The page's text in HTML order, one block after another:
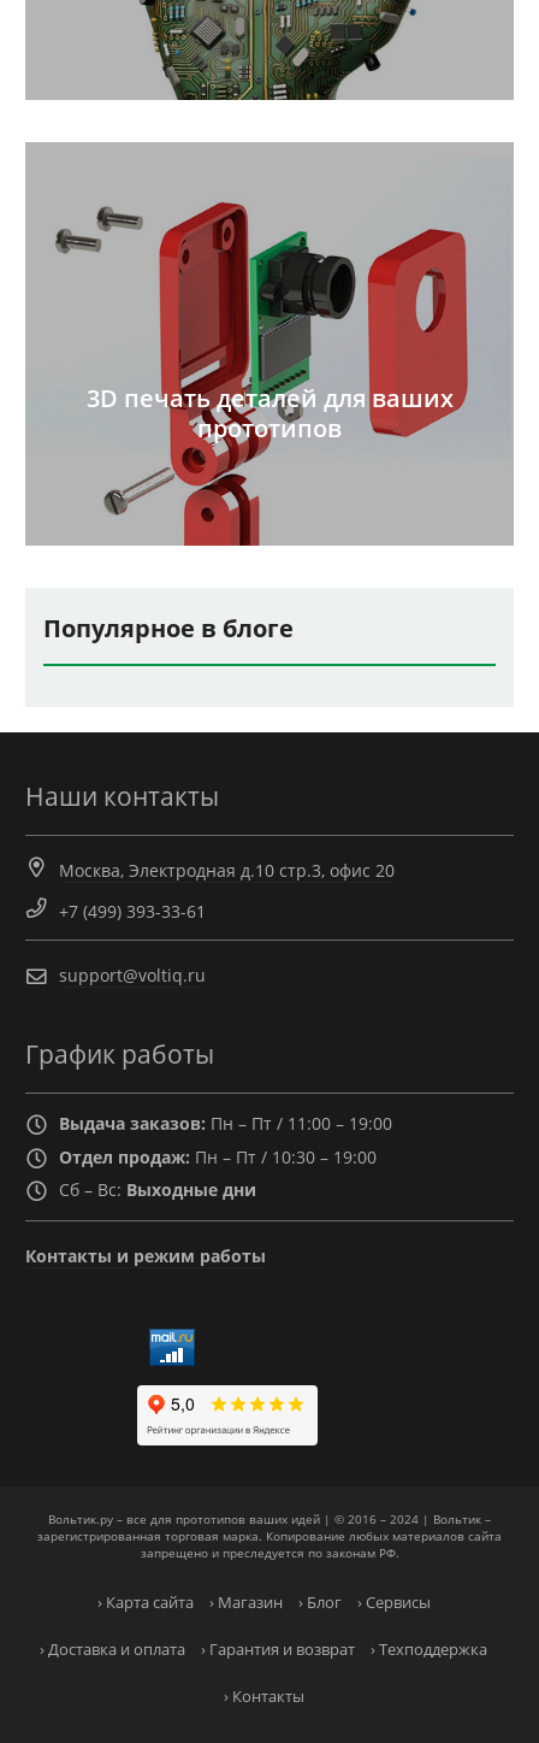
3D печать деталей для ваших
прототипов
Популярное в блоге
Наши контакты
Москва, Электродная д.10 стр.3, офис 20
+7 (499) 393-33-61
support@voltiq.ru
График работы
Выдача заказов: Пн – Пт / 11:00 – 19:00
Отдел продаж: Пн – Пт / 10:30 – 19:00
Сб – Вс: Выходные дни
Контакты и режим работы
Вольтик.ру – все для прототипов ваших идей | © 2016 – 2024 | Вольтик –
зарегистрированная торговая марка. Копирование любых материалов сайта
запрещено и преследуется по законам РФ.
› Карта сайта › Магазин › Блог › Сервисы
› Доставка и оплата › Гарантия и возврат › Техподдержка
› Контакты